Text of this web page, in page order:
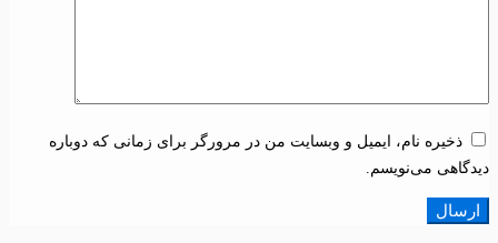
ذخیره نام، ایمیل و وبسایت من در مرورگر برای زمانی که دوباره
دیدگاهی می‌نویسم.